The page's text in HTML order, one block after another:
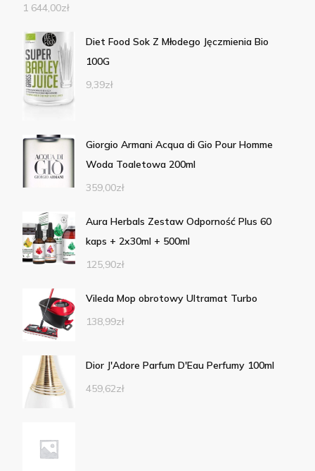
1 644,00zł
Diet Food Sok Z Młodego Jęczmienia Bio
100G
9,39zł
Giorgio Armani Acqua di Gio Pour Homme
Woda Toaletowa 200ml
359,00zł
Aura Herbals Zestaw Odporność Plus 60
kaps + 2x30ml + 500ml
125,90zł
Vileda Mop obrotowy Ultramat Turbo
138,99zł
Dior J'Adore Parfum D'Eau Perfumy 100ml
459,62zł